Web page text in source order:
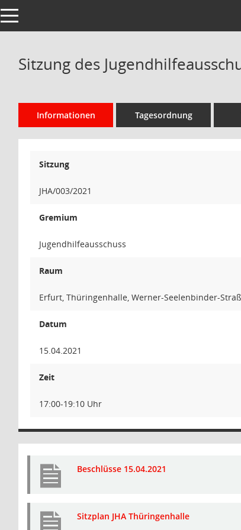
Toggle navigation
Sitzung des
Informationen Tagesordnung
Sitzung
JHA/003/2021
Gremium
Jugendhilfeausschuss
Raum
Erfurt, Thüringenhalle, Werner-Seelenbinder-
Datum
15.04.2021
Zeit
17:00-19:10 Uhr
Beschlüsse 15.04.2021
Sitzplan JHA Thüringenhalle